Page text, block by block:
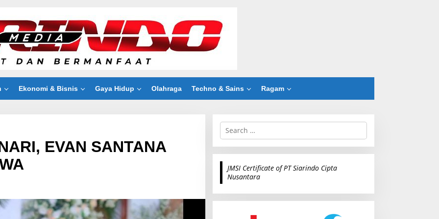
Ekonomi & Bisnis Gaya Hidup Olahraga Techno & Sains Ragam
EVAN SANTANA
S
r
c
r
JMSI Certificate of PT Siarindo Cipta
Nusantara